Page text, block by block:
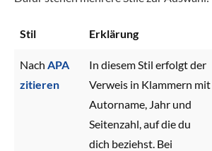
Stil Erklärung
Nach APA
zitieren
In diesem Stil erfolgt der
Verweis in Klammern mit
Autorname, Jahr und
Seitenzahl, auf die du
dich beziehst. Bei